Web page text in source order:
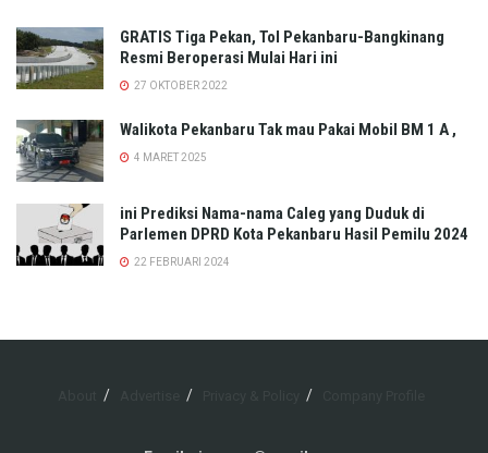
GRATIS Tiga Pekan, Tol Pekanbaru-Bangkinang
Resmi Beroperasi Mulai Hari ini
27 OKTOBER 2022
Walikota Pekanbaru Tak mau Pakai Mobil BM 1 A ,
4 MARET 2025
ini Prediksi Nama-nama Caleg yang Duduk di
Parlemen DPRD Kota Pekanbaru Hasil Pemilu 2024
22 FEBRUARI 2024